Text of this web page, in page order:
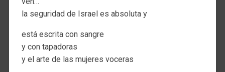
la seguridad de Israel es absoluta y
está escrita con sangre
y con tapadoras
y el arte de las mujeres voceras